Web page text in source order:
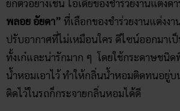
ติดไว้ในรถก็กระจายกลิ่นหอมได้ดี
นอกจากความประทับที่ผู้รับจะได้แล้ว ยังบ่
ในคุณค่าของกันและกัน รวมถึงทำให้เห็นถึง
และกันในรายละเอียดการร่วมกันสร้างร่ว
ให้เป็นไปในแบบของเราเหมือนการประดิษ